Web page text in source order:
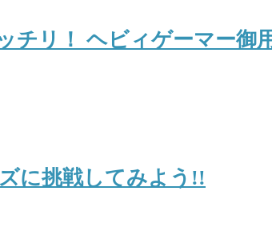
チリ！ ヘビィゲーマー御
に挑戦してみよう!!